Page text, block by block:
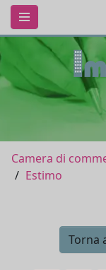
Camera di
Estimo
Torna